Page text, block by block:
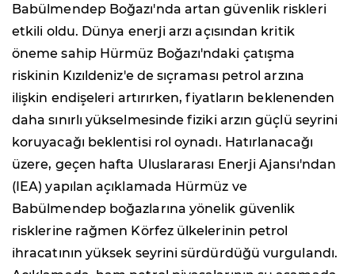
Babülmendep Boğazı'nda artan güvenlik riskleri
etkili oldu. Dünya enerji arzı açısından kritik
öneme sahip Hürmüz Boğazı'ndaki çatışma
riskinin Kızıldeniz'e de sıçraması petrol arzına
ilişkin endişeleri artırırken, fiyatların beklenenden
daha sınırlı yükselmesinde fiziki arzın güçlü seyrini
koruyacağı beklentisi rol oynadı. Hatırlanacağı
üzere, geçen hafta Uluslararası Enerji Ajansı'ndan
(IEA) yapılan açıklamada Hürmüz ve
Babülmendep boğazlarına yönelik güvenlik
risklerine rağmen Körfez ülkelerinin petrol
ihracatının yüksek seyrini sürdürdüğü vurgulandı.